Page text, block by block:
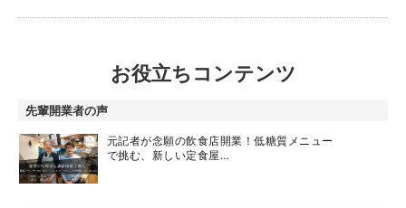
お役立ちコンテンツ
先輩開業者の声
元記者が念願の飲食店開業！低糖質メニュー
で挑む、新しい定食屋…